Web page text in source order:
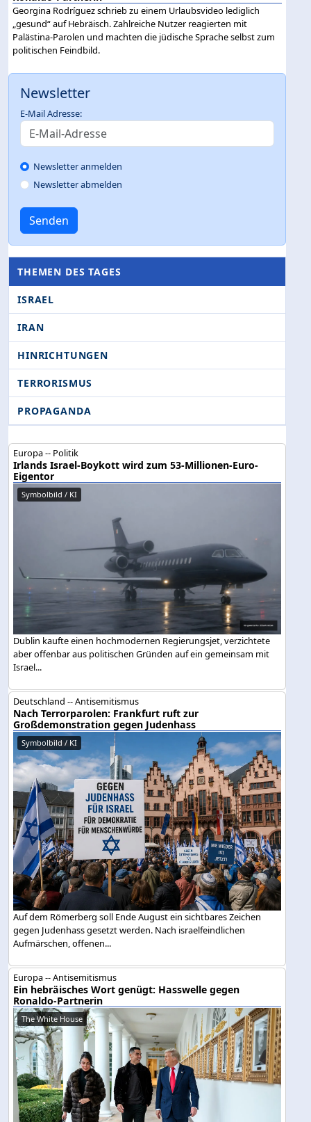
Georgina Rodríguez schrieb zu einem Urlaubsvideo lediglich
„gesund“ auf Hebräisch. Zahlreiche Nutzer reagierten mit
Palästina-Parolen und machten die jüdische Sprache selbst zum
politischen Feindbild.
Newsletter
E-Mail Adresse:
Newsletter anmelden
Newsletter abmelden
Senden
THEMEN DES TAGES
ISRAEL
IRAN
HINRICHTUNGEN
TERRORISMUS
PROPAGANDA
Europa -- Politik
Irlands Israel-Boykott wird zum 53-Millionen-Euro-
Eigentor
Symbolbild / KI
Dublin kaufte einen hochmodernen Regierungsjet, verzichtete
aber offenbar aus politischen Gründen auf ein gemeinsam mit
Israel...
Deutschland -- Antisemitismus
Nach Terrorparolen: Frankfurt ruft zur
Großdemonstration gegen Judenhass
Symbolbild / KI
Auf dem Römerberg soll Ende August ein sichtbares Zeichen
gegen Judenhass gesetzt werden. Nach israelfeindlichen
Aufmärschen, offenen...
Europa -- Antisemitismus
Ein hebräisches Wort genügt: Hasswelle gegen
Ronaldo-Partnerin
The White House